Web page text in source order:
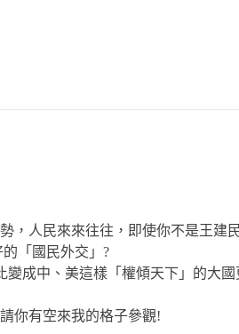
人民來來往往，即使你不是王建
「國民外交」?
成中、美這樣「權傾天下」的大
你有空來我的格子參觀!